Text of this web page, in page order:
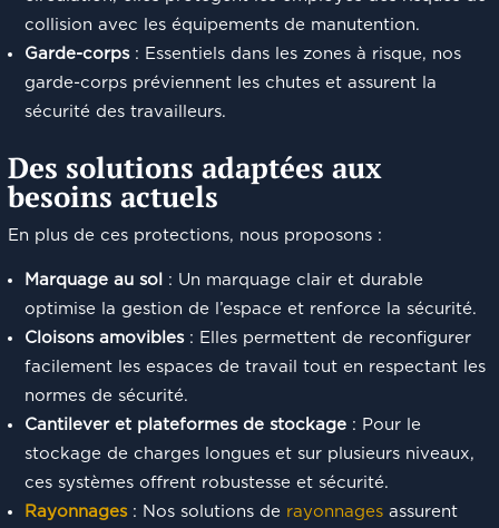
collision avec les équipements de manutention.
Garde-corps: Essentiels dans les zones à risque, nos
garde-corps préviennent les chutes et assurent la
sécurité des travailleurs.
Des solutions adaptées aux
besoins actuels
En plus de ces protections, nous proposons :
Marquage au sol
: Un marquage clair et durable
optimise la gestion de l’espace et renforce la sécurité.
Cloisons amovibles: Elles permettent de reconfigurer
facilement les espaces de travail tout en respectant les
normes de sécurité.
Cantilever et plateformes de stockage: Pour le
stockage de charges longues et sur plusieurs niveaux,
ces systèmes offrent robustesse et sécurité.
Rayonnages: Nos solutions de rayonnagesassurent